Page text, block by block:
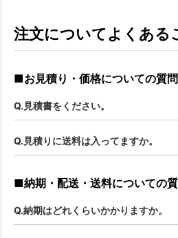
注文についてよくある
■お見積り・価格についての質問
Q.見積書をください。
Q.見積りに送料は入ってますか。
■納期・配送・送料についての
Q.納期はどれくらいかかりますか。